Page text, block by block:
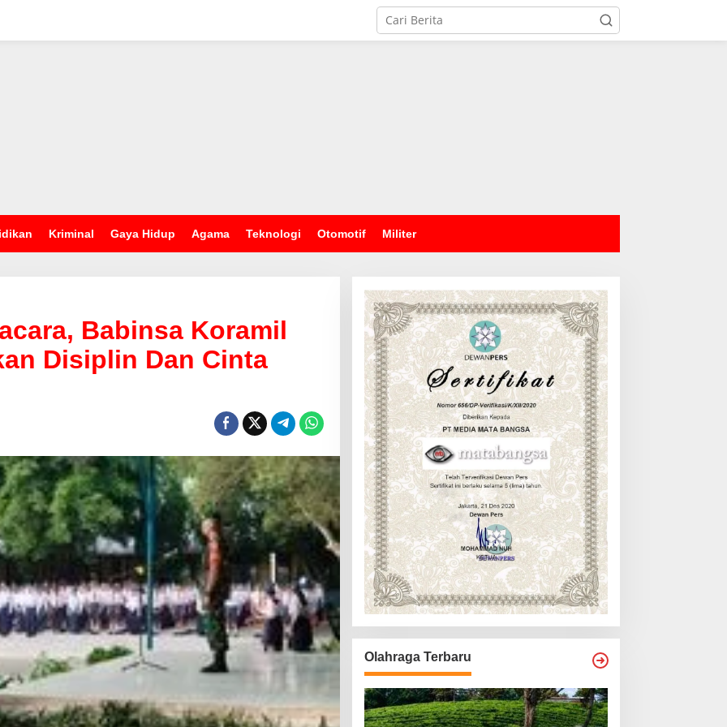
Kriminal Gaya Hidup Agama Teknologi Otomotif Militer
Babinsa Koramil
Disiplin Dan Cinta
Olahraga Terbaru